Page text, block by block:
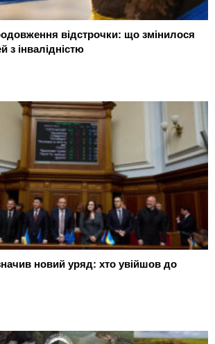
відстрочки: що змінилося
з інвалідністю
новий уряд: хто увійшов до